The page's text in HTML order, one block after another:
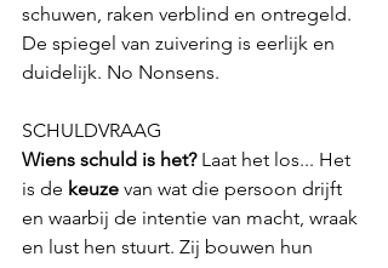
schuwen, raken verblind en ontregeld.
De spiegel van zuivering is eerlijk en
duidelijk. No Nonsens.
SCHULDVRAAG
Wiens schuld is het? Laat het los... Het
is de keuze van wat die persoon drijft
en waarbij de intentie van macht, wraak
en lust hen stuurt. Zij bouwen hun